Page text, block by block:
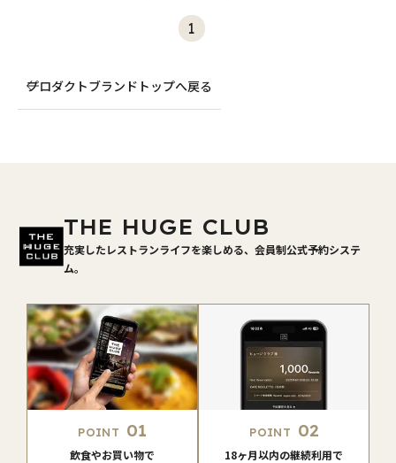
1
プロダクトブランドトップへ戻る
THE HUGE CLUB
充実したレストランライフを楽しめる、会員制公式予約システ
ム。
POINT 01
飲食やお買い物で
POINT 02
18ヶ月以内の継続利用で